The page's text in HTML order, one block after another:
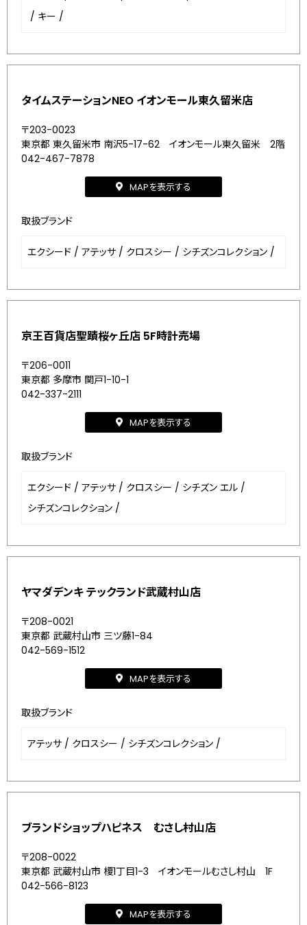
/ キー /
タイムステーションNEO イオンモール東久留米店
〒203-0023
東京都 東久留米市 南沢5-17-62 イオンモール東久留米 2階
042-467-7878
MAPを表示する
取扱ブランド
エクシード / アテッサ / クロスシー / シチズンコレクション /
京王百貨店聖蹟桜ヶ丘店 5F時計売場
〒206-0011
東京都 多摩市 関戸1-10-1
042-337-2111
MAPを表示する
取扱ブランド
エクシード / アテッサ / クロスシー / シチズン エル /
シチズンコレクション /
ヤマダデンキ テックランド武蔵村山店
〒208-0021
東京都 武蔵村山市 三ツ藤1-84
042-569-1512
MAPを表示する
取扱ブランド
アテッサ / クロスシー / シチズンコレクション /
ブランドショップハピネス むさし村山店
〒208-0022
東京都 武蔵村山市 榎1丁目1-3 イオンモールむさし村山 1F
042-566-8123
MAPを表示する